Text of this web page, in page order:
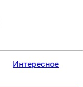
Интересное